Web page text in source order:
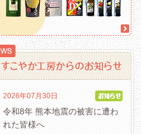
2026年07月30日
令和8年 熊本地震の被害に遭わ
れた皆様へ